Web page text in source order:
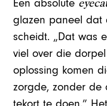
Een absolute
glazen paneel dat
scheidt. „Dat was
viel over die
oplossing komen
zorgde, zonder de